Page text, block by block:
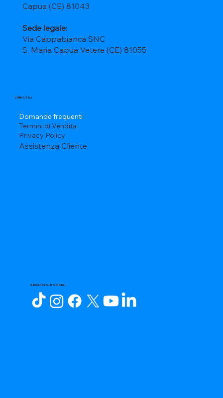
Capua (CE) 81043
Sede legale:
Via Cappabianca SNC
S. Maria Capua Vetere (CE) 81055
LINK UTILI
Domande frequenti
Termini di Vendita
Privacy Policy
Assistenza Cliente
SEGUICI SUI SOCIAL